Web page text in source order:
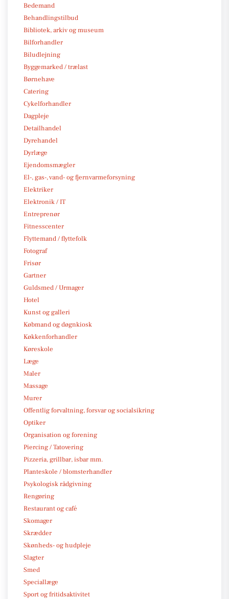
Bedemand
Behandlingstilbud
Bibliotek, arkiv og museum
Bilforhandler
Biludlejning
Byggemarked / trælast
Børnehave
Catering
Cykelforhandler
Dagpleje
Detailhandel
Dyrehandel
Dyrlæge
Ejendomsmægler
El-, gas-, vand- og fjernvarmeforsyning
Elektriker
Elektronik / IT
Entreprenør
Fitnesscenter
Flyttemand / flyttefolk
Fotograf
Frisør
Gartner
Guldsmed / Urmager
Hotel
Kunst og galleri
Købmand og døgnkiosk
Køkkenforhandler
Køreskole
Læge
Maler
Massage
Murer
Offentlig forvaltning, forsvar og socialsikring
Optiker
Organisation og forening
Piercing / Tatovering
Pizzeria, grillbar, isbar mm.
Planteskole / blomsterhandler
Psykologisk rådgivning
Rengøring
Restaurant og café
Skomager
Skrædder
Skønheds- og hudpleje
Slagter
Smed
Speciallæge
Sport og fritidsaktivitet